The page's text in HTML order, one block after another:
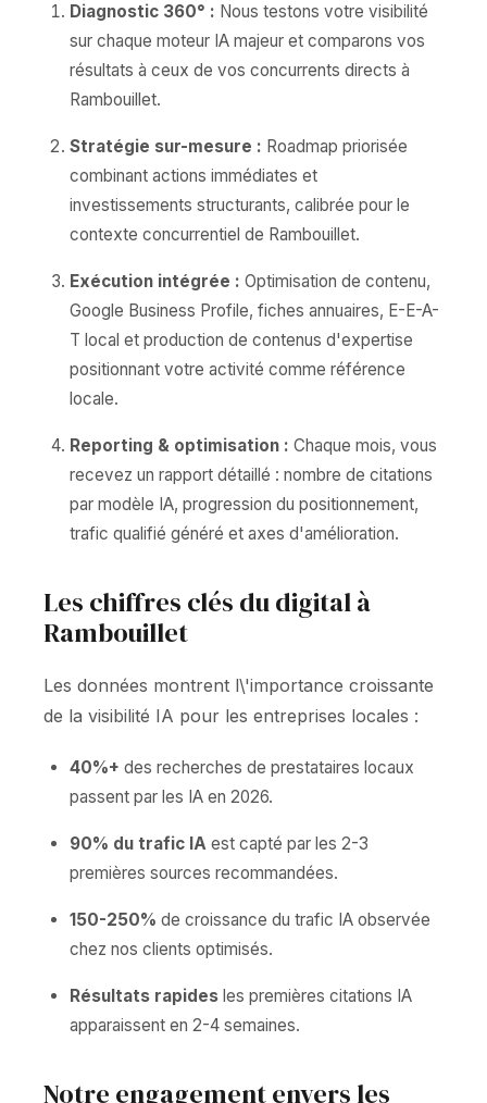
Diagnostic 360° : Nous testons votre visibilité
sur chaque moteur IA majeur et comparons vos
résultats à ceux de vos concurrents directs à
Rambouillet.
Stratégie sur-mesure : Roadmap priorisée
combinant actions immédiates et
investissements structurants, calibrée pour le
contexte concurrentiel de Rambouillet.
Exécution intégrée : Optimisation de contenu,
Google Business Profile, fiches annuaires, E-E-A-
T local et production de contenus d'expertise
positionnant votre activité comme référence
locale.
Reporting & optimisation : Chaque mois, vous
recevez un rapport détaillé : nombre de citations
par modèle IA, progression du positionnement,
trafic qualifié généré et axes d'amélioration.
Les chiffres clés du digital à
Rambouillet
Les données montrent l\'importance croissante
de la visibilité IA pour les entreprises locales :
40%+ des recherches de prestataires locaux
passent par les IA en 2026.
90% du trafic IA est capté par les 2-3
premières sources recommandées.
150-250% de croissance du trafic IA observée
chez nos clients optimisés.
Résultats rapides les premières citations IA
apparaissent en 2-4 semaines.
Notre engagement envers les